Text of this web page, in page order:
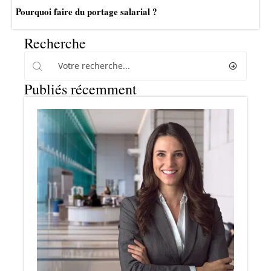
Pourquoi faire du portage salarial ?
Recherche
Publiés récemment